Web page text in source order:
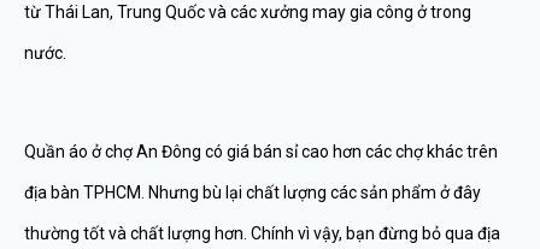
từ Thái Lan, Trung Quốc và các xưởng may gia công ở trong
nước.
Quần áo ở chợ An Đông có giá bán sỉ cao hơn các chợ khác trên
địa bàn TPHCM. Nhưng bù lại chất lượng các sản phẩm ở đây
thường tốt và chất lượng hơn. Chính vì vậy, bạn đừng bỏ qua địa